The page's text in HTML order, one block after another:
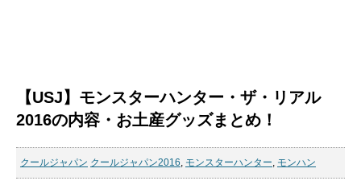
【USJ】モンスターハンター・ザ・リアル
2016の内容・お土産グッズまとめ！
クールジャパン クールジャパン2016, モンスターハンター, モンハン